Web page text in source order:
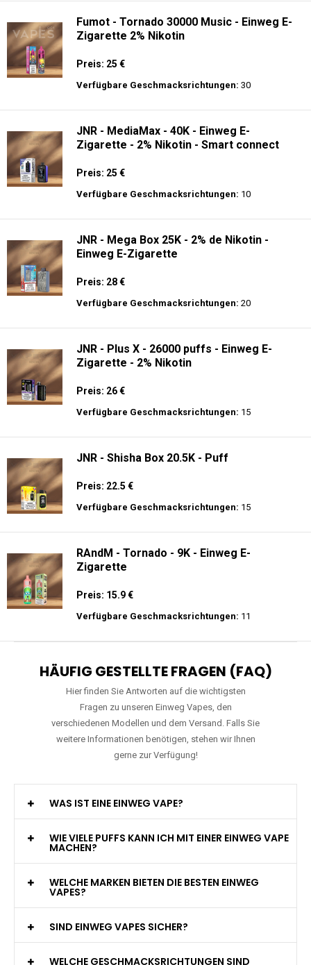
Fumot - Tornado 30000 Music - Einweg E-
Zigarette 2% Nikotin
Preis: 25 €
Verfügbare Geschmacksrichtungen: 30
JNR - MediaMax - 40K - Einweg E-
Zigarette - 2% Nikotin - Smart connect
Preis: 25 €
Verfügbare Geschmacksrichtungen: 10
JNR - Mega Box 25K - 2% de Nikotin -
Einweg E-Zigarette
Preis: 28 €
Verfügbare Geschmacksrichtungen: 20
JNR - Plus X - 26000 puffs - Einweg E-
Zigarette - 2% Nikotin
Preis: 26 €
Verfügbare Geschmacksrichtungen: 15
JNR - Shisha Box 20.5K - Puff
Preis: 22.5 €
Verfügbare Geschmacksrichtungen: 15
RAndM - Tornado - 9K - Einweg E-
Zigarette
Preis: 15.9 €
Verfügbare Geschmacksrichtungen: 11
HÄUFIG GESTELLTE FRAGEN (FAQ)
Hier finden Sie Antworten auf die wichtigsten
Fragen zu unseren Einweg Vapes, den
verschiedenen Modellen und dem Versand. Falls Sie
weitere Informationen benötigen, stehen wir Ihnen
gerne zur Verfügung!
WAS IST EINE EINWEG VAPE?
WIE VIELE PUFFS KANN ICH MIT EINER EINWEG VAPE
MACHEN?
WELCHE MARKEN BIETEN DIE BESTEN EINWEG
VAPES?
SIND EINWEG VAPES SICHER?
WELCHE GESCHMACKSRICHTUNGEN SIND